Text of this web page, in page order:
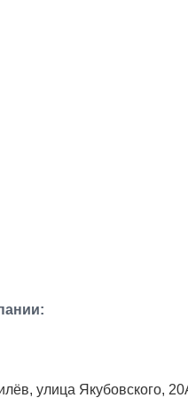
улица Якубовского,